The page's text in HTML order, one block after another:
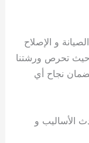
و الإصلاح
تحرص ورشتنا
نجاح أي
الأساليب و